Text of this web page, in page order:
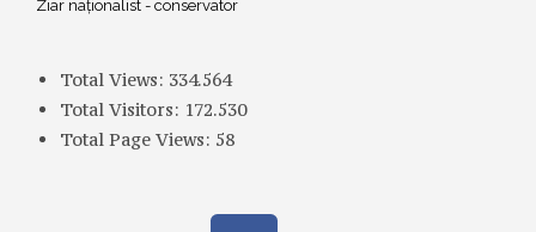
Ziar naționalist - conservator
Total Views: 334.564
Total Visitors: 172.530
Total Page Views: 58